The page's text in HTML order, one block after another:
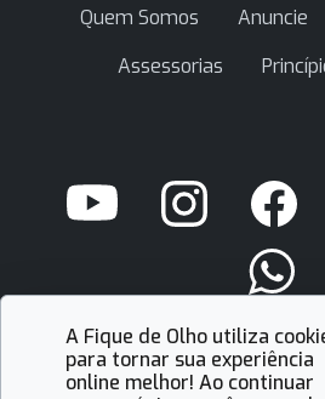
Quem Somos
Anuncie
Assessorias
A Fique de Olho utiliza
para tornar sua experiência
online melhor! Ao continuar